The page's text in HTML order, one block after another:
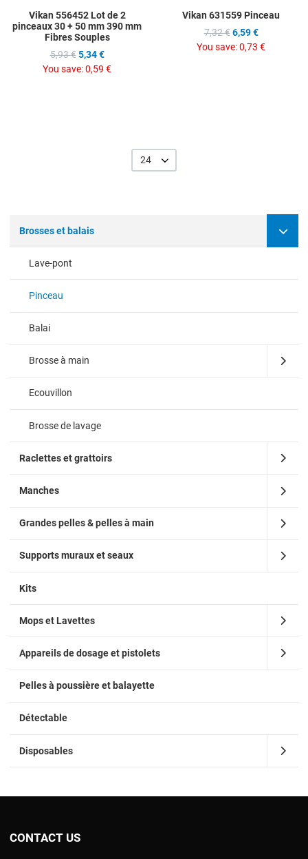
Brosses et balais
Lave-pont
Pinceau
Balai
Brosse à main
Ecouvillon
Brosse de lavage
Raclettes et grattoirs
Manches
Grandes pelles & pelles à main
Supports muraux et seaux
Kits
Mops et Lavettes
Appareils de dosage et pistolets
Pelles à poussière et balayette
Détectable
Disposables
Vikan 556452 Lot de 2
pinceaux 30 + 50 mm 390 mm
Fibres Souples
5,93 € 5,34 €
You save:0,59 €
Vikan 631559 Pinceau
7,32 € 6,59 €
You save:0,73 €
24
CONTACT US